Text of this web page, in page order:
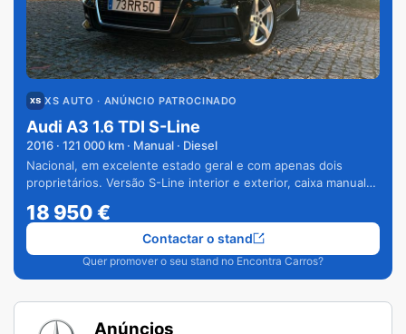
XS AUTO · ANÚNCIO PATROCINADO
Audi A3 1.6 TDI S-Line
2016 · 121 000 km · Manual · Diesel
Nacional, em excelente estado geral e com apenas dois
proprietários. Versão S-Line interior e exterior, caixa manual
18 950€
Quer promover o seu stand no Encontra Carros?
Contactar o stand
Anúncios